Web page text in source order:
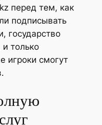
перед тем, как
подписывать
государство
только
игроки смогут